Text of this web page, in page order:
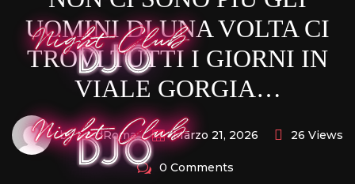
UOMINI DI UNA VOLTA CI
TROVI TUTTI I GIORNI IN
VIALE GORGIA…
by FredRoma Marzo 21, 2026 26 Views
0 Comments